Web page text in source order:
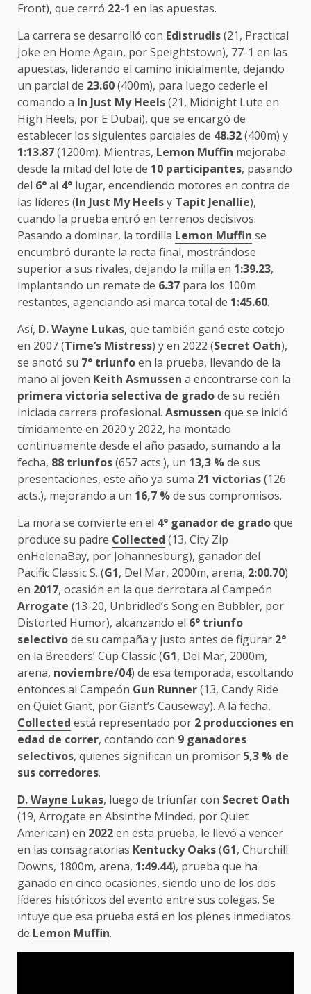
Front), que cerró 22-1 en las apuestas.
La carrera se desarrolló con Edistrudis(21, Practical
Joke en Home Again, por Speightstown), 77-1 en las
apuestas, liderando el camino inicialmente, dejando
un parcial de 23.60(400m), para luego cederle el
comando a In Just My Heels(21, Midnight Lute en
High Heels, por E Dubai), que se encargó de
establecer los siguientes parciales de 48.32(400m) y
1:13.87(1200m). Mientras, Lemon Muffin mejoraba
desde la mitad del lote de 10 participantes, pasando
del 6°al 4° lugar, encendiendo motores en contra de
las líderes (In Just My Heelsy Tapit Jenallie),
cuando la prueba entró en terrenos decisivos.
Pasando a dominar, la tordilla Lemon Muffin se
encumbró durante la recta final, mostrándose
superior a sus rivales, dejando la milla en 1:39.23,
implantando un remate de 6.37 para los 100m
restantes, agenciando así marca total de 1:45.60.
Así, D. Wayne Lukas, que también ganó este cotejo
en 2007 (Time’s Mistress) y en 2022 (Secret Oath),
se anotó su 7° triunfoen la prueba, llevando de la
mano al joven Keith Asmussen a encontrarse con la
primera victoria selectiva de gradode su recién
iniciada carrera profesional. Asmussen que se inició
tímidamente en 2020 y 2022, ha montado
continuamente desde el año pasado, sumando a la
fecha, 88 triunfos(657 acts.), un 13,3 %de sus
presentaciones, este año ya suma 21 victorias(126
acts.), mejorando a un 16,7 %de sus compromisos.
La mora se convierte en el 4° ganador de gradoque
produce su padre Collected (13, City Zip
enHelenaBay, por Johannesburg), ganador del
Pacific Classic S. (G1, Del Mar, 2000m, arena, 2:00.70)
en 2017, ocasión en la que derrotara al Campeón
Arrogate (13-20, Unbridled’s Song en Bubbler, por
Distorted Humor), alcanzando el 6° triunfo
selectivode su campaña y justo antes de figurar 2°
en la Breeders’ Cup Classic (G1, Del Mar, 2000m,
arena, noviembre/04) de esa temporada, escoltando
entonces al Campeón Gun Runner(13, Candy Ride
en Quiet Giant, por Giant’s Causeway). A la fecha,
Collected está representado por 2 producciones en
edad de correr, contando con 9 ganadores
selectivos, quienes significan un promisor 5,3 % de
sus corredores.
D. Wayne Lukas, luego de triunfar con Secret Oath
(19, Arrogate en Absinthe Minded, por Quiet
American) en 2022en esta prueba, le llevó a vencer
en las consagratorias Kentucky Oaks(G1, Churchill
Downs, 1800m, arena, 1:49.44), prueba que ha
ganado en cinco ocasiones, siendo uno de los dos
líderes históricos del evento entre sus colegas. Se
intuye que esa prueba está en los plenes inmediatos
de Lemon Muffin.